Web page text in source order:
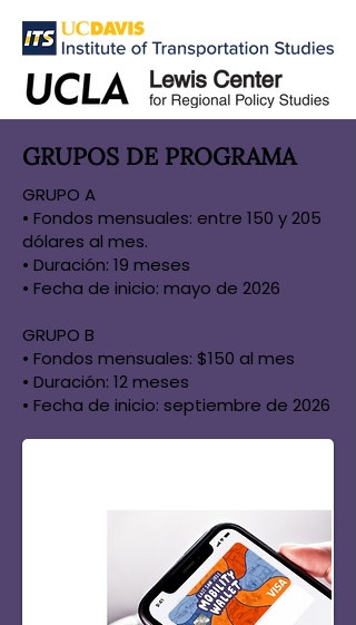
GRUPOS DE PROGRAMA
GRUPO A
• Fondos mensuales: entre 150 y 205
dólares al mes.
• Duración: 19 meses
• Fecha de inicio: mayo de 2026
GRUPO B
• Fondos mensuales: $150 al mes
• Duración: 12 meses
• Fecha de inicio: septiembre de 2026